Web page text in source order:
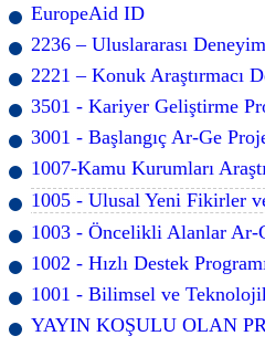
EuropeAid ID
2236 – Uluslararası
2221 – Konuk Araştırmacı
3501 - Kariyer Geliştirme
3001 - Başlangıç Ar-Ge
1007-Kamu Kurumları
1005 - Ulusal Yeni Fikirler
1003 - Öncelikli Alanlar Ar-
1002 - Hızlı Destek
1001 - Bilimsel ve
YAYIN KOŞULU OLAN